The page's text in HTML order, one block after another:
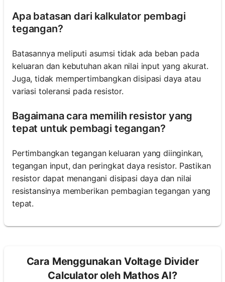
Apa batasan dari kalkulator pembagi
tegangan?
Batasannya meliputi asumsi tidak ada beban pada
keluaran dan kebutuhan akan nilai input yang akurat.
Juga, tidak mempertimbangkan disipasi daya atau
variasi toleransi pada resistor.
Bagaimana cara memilih resistor yang
tepat untuk pembagi tegangan?
Pertimbangkan tegangan keluaran yang diinginkan,
tegangan input, dan peringkat daya resistor. Pastikan
resistor dapat menangani disipasi daya dan nilai
resistansinya memberikan pembagian tegangan yang
tepat.
Cara Menggunakan Voltage Divider
Calculator oleh Mathos AI?